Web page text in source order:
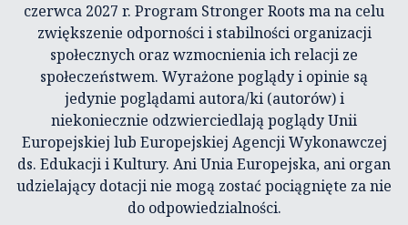
czerwca 2027 r. Program Stronger Roots ma na celu
zwiększenie odporności i stabilności organizacji
społecznych oraz wzmocnienia ich relacji ze
społeczeństwem. Wyrażone poglądy i opinie są
jedynie poglądami autora/ki (autorów) i
niekoniecznie odzwierciedlają poglądy Unii
Europejskiej lub Europejskiej Agencji Wykonawczej
ds. Edukacji i Kultury. Ani Unia Europejska, ani organ
udzielający dotacji nie mogą zostać pociągnięte za nie
do odpowiedzialności.